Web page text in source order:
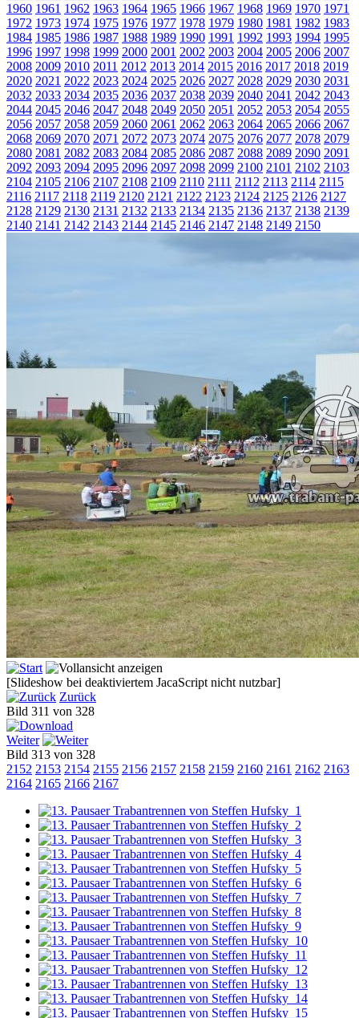
1960 1961 1962 1963 1964 1965 1966 1967 1968 1969 1970 1971
1972 1973 1974 1975 1976 1977 1978 1979 1980 1981 1982 1983
1984 1985 1986 1987 1988 1989 1990 1991 1992 1993 1994 1995
1996 1997 1998 1999 2000 2001 2002 2003 2004 2005 2006 2007
2008 2009 2010 2011 2012 2013 2014 2015 2016 2017 2018 2019
2020 2021 2022 2023 2024 2025 2026 2027 2028 2029 2030 2031
2032 2033 2034 2035 2036 2037 2038 2039 2040 2041 2042 2043
2044 2045 2046 2047 2048 2049 2050 2051 2052 2053 2054 2055
2056 2057 2058 2059 2060 2061 2062 2063 2064 2065 2066 2067
2068 2069 2070 2071 2072 2073 2074 2075 2076 2077 2078 2079
2080 2081 2082 2083 2084 2085 2086 2087 2088 2089 2090 2091
2092 2093 2094 2095 2096 2097 2098 2099 2100 2101 2102 2103
2104 2105 2106 2107 2108 2109 2110 2111 2112 2113 2114 2115
2116 2117 2118 2119 2120 2121 2122 2123 2124 2125 2126 2127
2128 2129 2130 2131 2132 2133 2134 2135 2136 2137 2138 2139
2140 2141 2142 2143 2144 2145 2146 2147 2148 2149 2150
[Slideshow bei deaktiviertem JacaScript nicht nutzbar]
Zurück
Bild 311 von 328
Weiter
Bild 313 von 328
2152 2153 2154 2155 2156 2157 2158 2159 2160 2161 2162 2163
2164 2165 2166 2167